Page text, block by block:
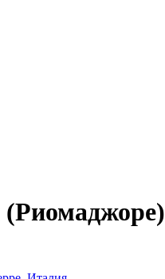
(Риомаджоре)